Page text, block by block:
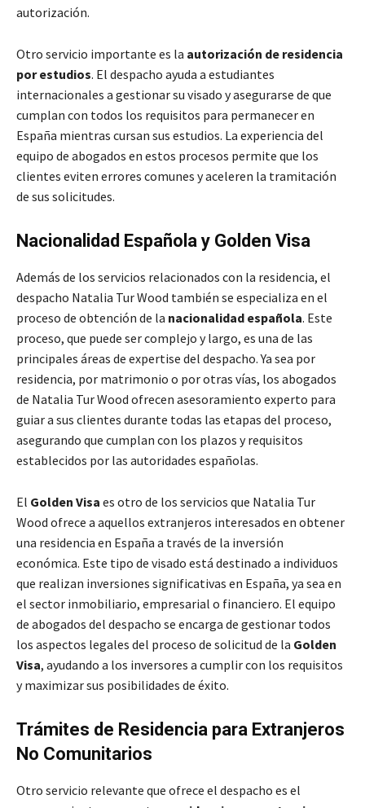
autorización.
Otro servicio importante es la autorización de residencia
por estudios. El despacho ayuda a estudiantes
internacionales a gestionar su visado y asegurarse de que
cumplan con todos los requisitos para permanecer en
España mientras cursan sus estudios. La experiencia del
equipo de abogados en estos procesos permite que los
clientes eviten errores comunes y aceleren la tramitación
de sus solicitudes.
Nacionalidad Española y Golden Visa
Además de los servicios relacionados con la residencia, el
despacho Natalia Tur Wood también se especializa en el
proceso de obtención de la nacionalidad española. Este
proceso, que puede ser complejo y largo, es una de las
principales áreas de expertise del despacho. Ya sea por
residencia, por matrimonio o por otras vías, los abogados
de Natalia Tur Wood ofrecen asesoramiento experto para
guiar a sus clientes durante todas las etapas del proceso,
asegurando que cumplan con los plazos y requisitos
establecidos por las autoridades españolas.
El Golden Visa es otro de los servicios que Natalia Tur
Wood ofrece a aquellos extranjeros interesados en obtener
una residencia en España a través de la inversión
económica. Este tipo de visado está destinado a individuos
que realizan inversiones significativas en España, ya sea en
el sector inmobiliario, empresarial o financiero. El equipo
de abogados del despacho se encarga de gestionar todos
los aspectos legales del proceso de solicitud de la Golden
Visa, ayudando a los inversores a cumplir con los requisitos
y maximizar sus posibilidades de éxito.
Trámites de Residencia para Extranjeros
No Comunitarios
Otro servicio relevante que ofrece el despacho es el